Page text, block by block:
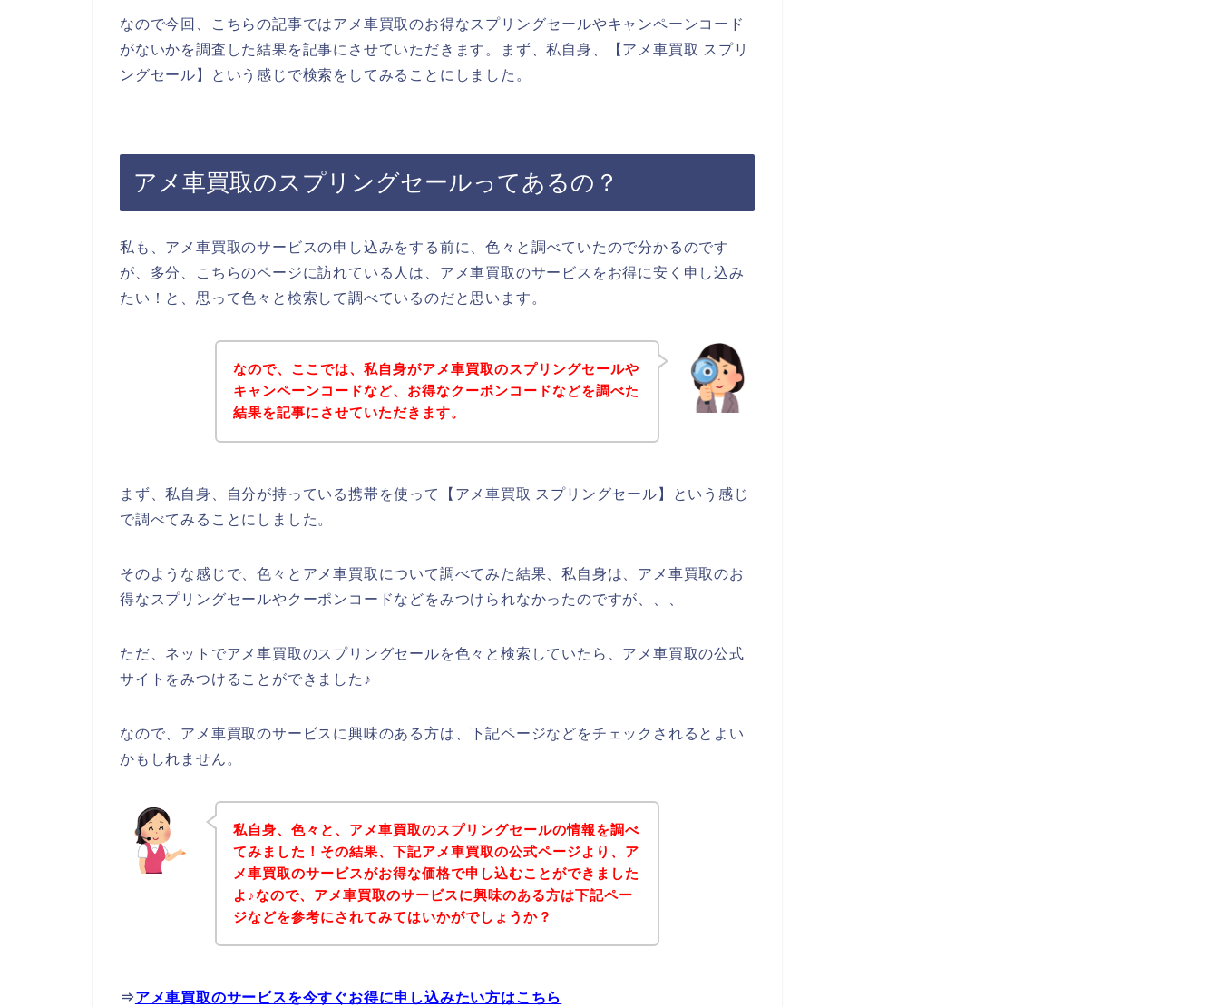
なので今回、こちらの記事ではアメ車買取のお得なスプリングセールやキャンペーンコード
がないかを調査した結果を記事にさせていただきます。まず、私自身、【アメ車買取 スプリ
ングセール】という感じで検索をしてみることにしました。
アメ車買取のスプリングセールってあるの？
私も、アメ車買取のサービスの申し込みをする前に、色々と調べていたので分かるのです
が、多分、こちらのページに訪れている人は、アメ車買取のサービスをお得に安く申し込み
たい！と、思って色々と検索して調べているのだと思います。
なので、ここでは、私自身がアメ車買取のスプリングセールや
キャンペーンコードなど、お得なクーポンコードなどを調べた
結果を記事にさせていただきます。
まず、私自身、自分が持っている携帯を使って【アメ車買取 スプリングセール】という感じ
で調べてみることにしました。
そのような感じで、色々とアメ車買取について調べてみた結果、私自身は、アメ車買取のお
得なスプリングセールやクーポンコードなどをみつけられなかったのですが、、、
ただ、ネットでアメ車買取のスプリングセールを色々と検索していたら、アメ車買取の公式
サイトをみつけることができました♪
なので、アメ車買取のサービスに興味のある方は、下記ページなどをチェックされるとよい
かもしれません。
私自身、色々と、アメ車買取のスプリングセールの情報を調べ
てみました！その結果、下記アメ車買取の公式ページより、ア
メ車買取のサービスがお得な価格で申し込むことができました
よ♪なので、アメ車買取のサービスに興味のある方は下記ペー
ジなどを参考にされてみてはいかがでしょうか？
⇒アメ車買取のサービスを今すぐお得に申し込みたい方はこちら